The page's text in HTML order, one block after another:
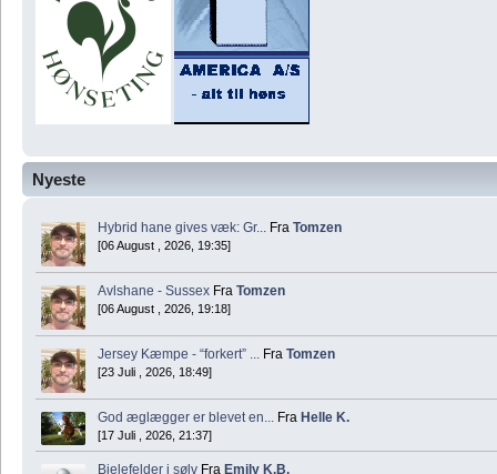
Nyeste
Hybrid hane gives væk: Gr... Fra Tomzen
[06 August , 2026, 19:35]
Avlshane - Sussex Fra Tomzen
[06 August , 2026, 19:18]
Jersey Kæmpe - “forkert” ... Fra Tomzen
[23 Juli , 2026, 18:49]
God æglægger er blevet en... Fra Helle K.
[17 Juli , 2026, 21:37]
Bielefelder i sølv Fra Emily K.B.